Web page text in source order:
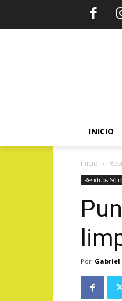
INICIO
Inicio
Residuos
Por Gabriel